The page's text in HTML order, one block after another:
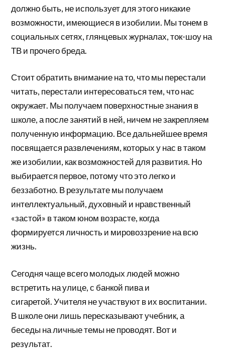
должно быть, не использует для этого никакие
возможности, имеющиеся в изобилии. Мы тонем в
социальных сетях, глянцевых журналах, ток-шоу на
ТВ и прочего бреда.
Стоит обратить внимание на то, что мы перестали
читать, перестали интересоваться тем, что нас
окружает. Мы получаем поверхностные знания в
школе, а после занятий в ней, ничем не закрепляем
полученную информацию. Все дальнейшее время
посвящается развлечениям, которых у нас в таком
же изобилии, как возможностей для развития. Но
выбирается первое, потому что это легко и
беззаботно. В результате мы получаем
интеллектуальный, духовный и нравственный
«застой» в таком юном возрасте, когда
формируется личность и мировоззрение на всю
жизнь.
Сегодня чаще всего молодых людей можно
встретить на улице, с банкой пива и
сигаретой. Учителя не участвуют в их воспитании.
В школе они лишь пересказывают учебник, а
беседы на личные темы не проводят. Вот и
результат.